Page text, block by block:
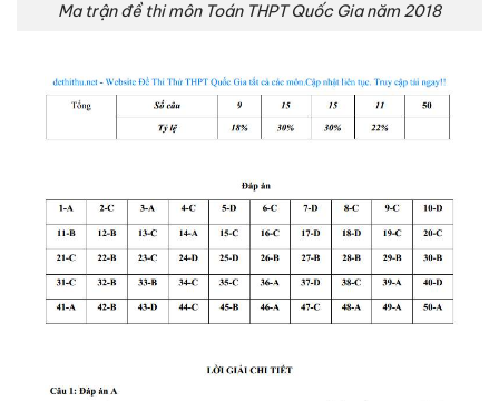
Ma trận đề thi môn Toán THPT Quốc Gia năm 2018